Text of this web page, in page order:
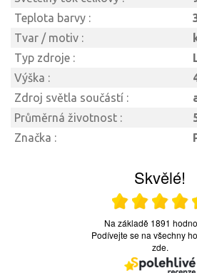
Teplota barvy :
Tvar / motiv :
Typ zdroje :
Výška :
Zdroj světla součástí :
Průměrná životnost :
Značka :